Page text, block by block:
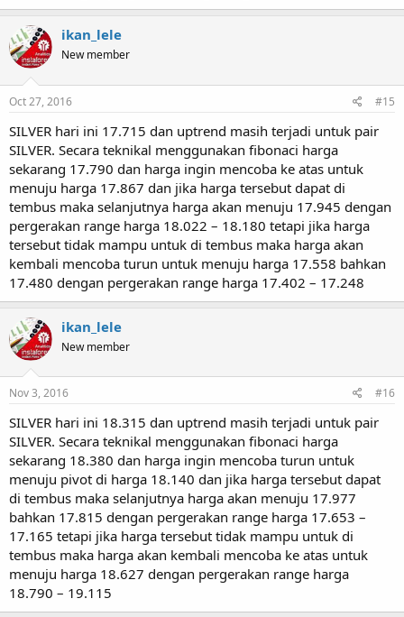
ikan_lele
New member
Oct 27, 2016 #15
SILVER hari ini 17.715 dan uptrend masih terjadi untuk pair
SILVER. Secara teknikal menggunakan fibonaci harga
sekarang 17.790 dan harga ingin mencoba ke atas untuk
menuju harga 17.867 dan jika harga tersebut dapat di
tembus maka selanjutnya harga akan menuju 17.945 dengan
pergerakan range harga 18.022 – 18.180 tetapi jika harga
tersebut tidak mampu untuk di tembus maka harga akan
kembali mencoba turun untuk menuju harga 17.558 bahkan
17.480 dengan pergerakan range harga 17.402 – 17.248
ikan_lele
New member
Nov 3, 2016 #16
SILVER hari ini 18.315 dan uptrend masih terjadi untuk pair
SILVER. Secara teknikal menggunakan fibonaci harga
sekarang 18.380 dan harga ingin mencoba turun untuk
menuju pivot di harga 18.140 dan jika harga tersebut dapat
di tembus maka selanjutnya harga akan menuju 17.977
bahkan 17.815 dengan pergerakan range harga 17.653 –
17.165 tetapi jika harga tersebut tidak mampu untuk di
tembus maka harga akan kembali mencoba ke atas untuk
menuju harga 18.627 dengan pergerakan range harga
18.790 – 19.115